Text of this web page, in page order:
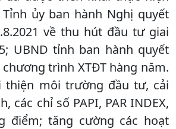
ủy ban hành Nghị quyết
về thu hút đầu tư giai
UBND tỉnh ban hành quyết
trình XTĐT hàng năm.
thiện môi trường đầu tư, cải
các chỉ số PAPI, PAR INDEX,
điểm; tăng cường các hoạt